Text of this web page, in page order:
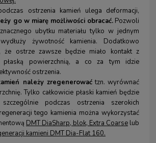
ostrzenia kamień ulega deformacji,
go w miarę możliwości obracać.Pozwoli
ubytku materiału tylko w jednym
żywotność kamienia. Dodatkowo
że ostrze zawsze będzie miało kontakt z
płaską powierzchnią, a co za tym idzie
ostrzenia.
należy zregenerowaćtzn. wyrównać
Tylko całkowicie płaski kamień będzie
szczególnie podczas ostrzenia szerokich
tego kamienia można wykorzystać
DMT DiaSharp, blok, Extra Coarse lub
kamieni DMT Dia-Flat 160.